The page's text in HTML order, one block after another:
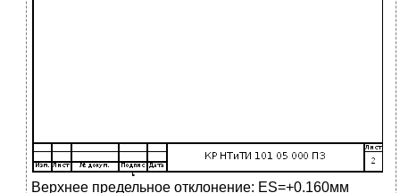
Верхнее предельное отклонение: ES=+0.160мм